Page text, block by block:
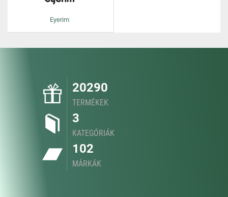
Eyerim
20290
TERMÉKEK
3
KATEGÓRIÁK
102
MÁRKÁK